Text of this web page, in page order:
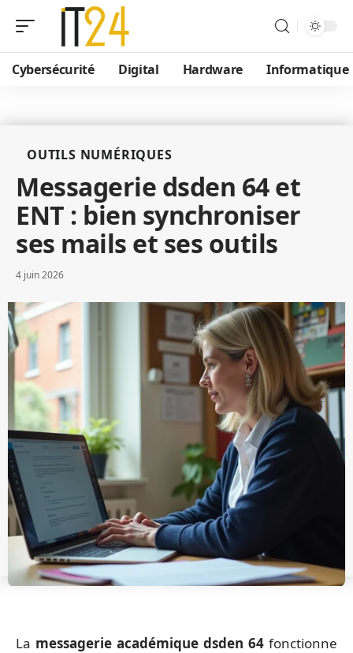
Cybersécurité Digital Hardware Informatique
OUTILS NUMÉRIQUES
Messagerie dsden 64 et
ENT : bien synchroniser
ses mails et ses outils
4 juin 2026
La messagerie académique dsden 64 fonctionne